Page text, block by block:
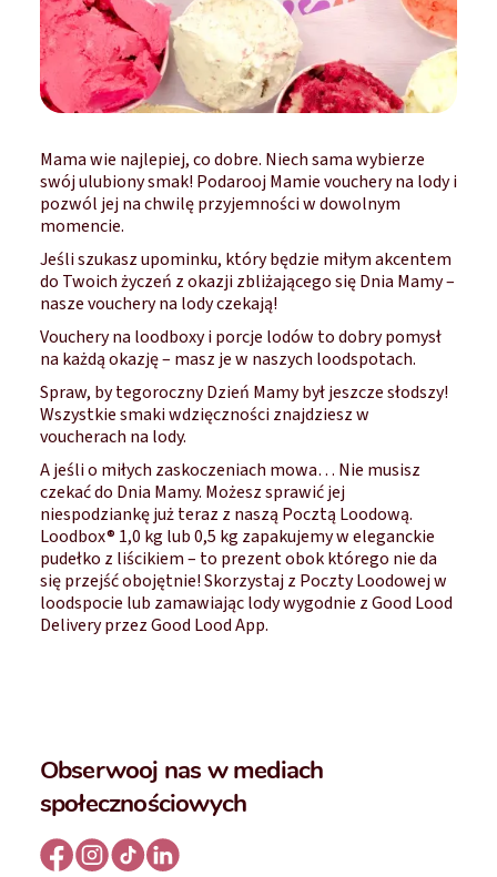
Mama wie najlepiej, co dobre. Niech sama wybierze
swój ulubiony smak! Podarooj Mamie vouchery na lody i
pozwól jej na chwilę przyjemności w dowolnym
momencie.
Jeśli szukasz upominku, który będzie miłym akcentem
do Twoich życzeń z okazji zbliżającego się Dnia Mamy –
nasze vouchery na lody czekają!
Vouchery na loodboxy i porcje lodów to dobry pomysł
na każdą okazję – masz je w naszych loodspotach.
Spraw, by tegoroczny Dzień Mamy był jeszcze słodszy!
Wszystkie smaki wdzięczności znajdziesz w
voucherach na lody.
A jeśli o miłych zaskoczeniach mowa… Nie musisz
czekać do Dnia Mamy. Możesz sprawić jej
niespodziankę już teraz z naszą Pocztą Loodową.
Loodbox® 1,0 kg lub 0,5 kg zapakujemy w eleganckie
pudełko z liścikiem – to prezent obok którego nie da
się przejść obojętnie! Skorzystaj z Poczty Loodowej w
loodspocie lub zamawiając lody wygodnie z Good Lood
Delivery przez Good Lood App.
Obserwooj nas w mediach
społecznościowych